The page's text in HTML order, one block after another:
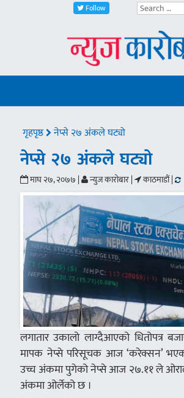
Follow
गृहपृष्ठ नेप्से २७ अंकले घट्यो
नेप्से २७ अंकले घट्यो
माघ २७, २०७७ | न्युज कारोबार | काठमाडौं |
लगातार उकालो लाग्दैआएको धितोपत्र
मापक नेप्से परिसूचक आज ‘करेक्सन’
उच्च अंकमा पुगेको नेप्से आज २७.११ ले
अंकमा ओर्लेको छ ।